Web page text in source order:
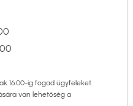
16:00-ig fogad ügyfeleket.
van lehetőség a